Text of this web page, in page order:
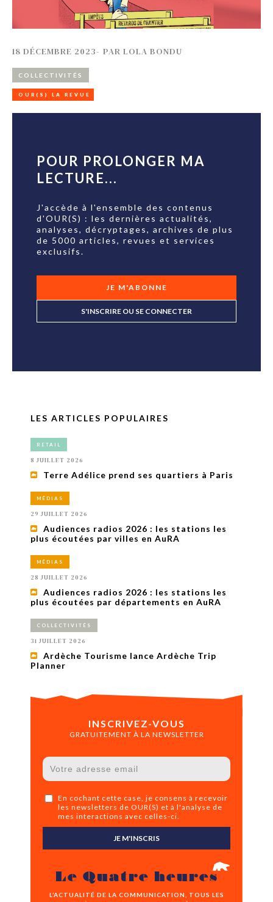
18 DÉCEMBRE 2023- PAR LOLA BONDU
COLLECTIVITÉS
OUR(S) LA REVUE
POUR PROLONGER MA
LECTURE...
J'accède à l'ensemble des contenus
d'OUR(S) : les dernières actualités,
analyses, décryptages, archives de plus
de 5000 articles, revues et services
exclusifs.
JE M'ABONNE
S'INSCRIRE OU SE CONNECTER
LES ARTICLES POPULAIRES
RETAIL
8 JUILLET 2026
Terre Adélice prend ses quartiers à Paris
MÉDIAS
29 JUILLET 2026
Audiences radios 2026 : les stations les
plus écoutées par villes en AuRA
MÉDIAS
28 JUILLET 2026
Audiences radios 2026 : les stations les
plus écoutées par départements en AuRA
COLLECTIVITÉS
31 JUILLET 2026
Ardèche Tourisme lance Ardèche Trip
Planner
INSCRIVEZ-VOUS
GRATUITEMENT À LA NEWSLETTER
En cochant cette case, je consens à recevoir
les newsletters de OUR(S) et à l'analyse de
mes interactions avec celles-ci.
JE M'INSCRIS
Le Quatre heures
L’ACTUALITÉ DE LA COMMUNICATION, TOUS LES